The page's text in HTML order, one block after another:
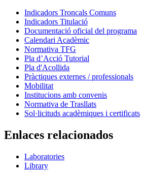
Indicadors Troncals Comuns
Indicadors Titulació
Documentació oficial del programa
Calendari Acadèmic
Normativa TFG
Pla d’Acció Tutorial
Pla d'Acollida
Pràctiques externes / professionals
Mobilitat
Institucions amb convenis
Normativa de Trasllats
Sol·licituds acadèmiques i certificats
Enlaces relacionados
Laboratories
Library